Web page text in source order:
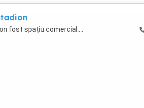
fost spațiu comercial....